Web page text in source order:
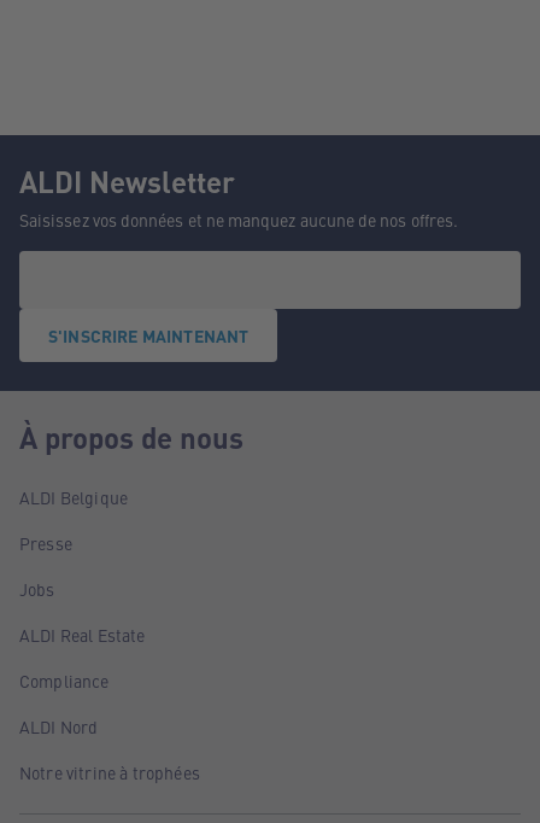
ALDI Newsletter
Saisissez vos données et ne manquez aucune de nos offres.
S'INSCRIRE MAINTENANT
À propos de nous
ALDI Belgique
Presse
Jobs
ALDI Real Estate
Compliance
ALDI Nord
Notre vitrine à trophées